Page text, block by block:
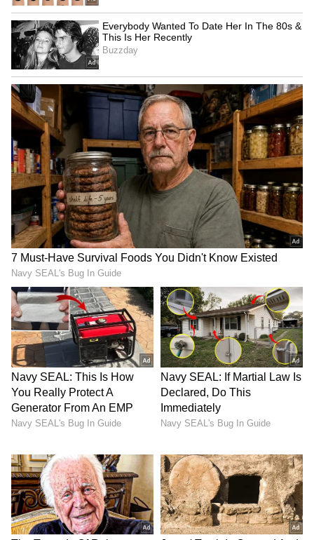
ತೀರ್ಮಾನಿಸಿದೆ. ಟೆಕ್‌ ಕ್ಷೇತ್ರದಲ್ಲಿ ಉದ್ಯೋಗಾವಕಾಶಗಳ
ಮೇಲೆ ಇದರಿಂದ ದೊಡ್ಡ ಪರಿಣಾಮ ಬೀಳುವ ಸಾಧ್ಯತೆ ಇದೆ.
5
7
Image Credit :ChatGPT
7 ಸಾವಿರ ಸಿಬ್ಬಂದಿಗೆ ಹೊಸ ಎಐ ಡ್ಯೂಟಿ!
ಕೇವಲ ಉದ್ಯೋಗ ಕಡಿತ ಮಾತ್ರವಲ್ಲ, ಸುಮಾರು 7 ಸಾವಿರ
ಉದ್ಯೋಗಿಗಳನ್ನು ಹೊಸದಾಗಿ ರಚಿಸಲಾದ 4 ಎಐ ಆಧಾರಿತ
ಸಂಸ್ಥೆಗಳಿಗೆ ವರ್ಗಾವಣೆ ಮಾಡುವ ಯೋಜನೆಯೂ ಮೆಟಾ
ಕೈಗೊಂಡಿದೆ. ಉತ್ಪಾದಕತೆ ಹೆಚ್ಚಿಸುವ ಉದ್ದೇಶದಿಂದ ಈ ಹೆಜ್ಜೆ
ಇಡಲಾಗಿದೆ.